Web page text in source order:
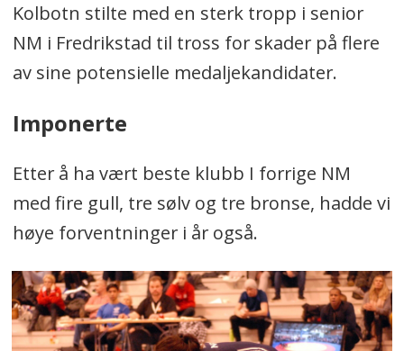
Kolbotn stilte med en sterk tropp i senior
NM i Fredrikstad til tross for skader på flere
av sine potensielle medaljekandidater.
Imponerte
Etter å ha vært beste klubb I forrige NM
med fire gull, tre sølv og tre bronse, hadde vi
høye forventninger i år også.